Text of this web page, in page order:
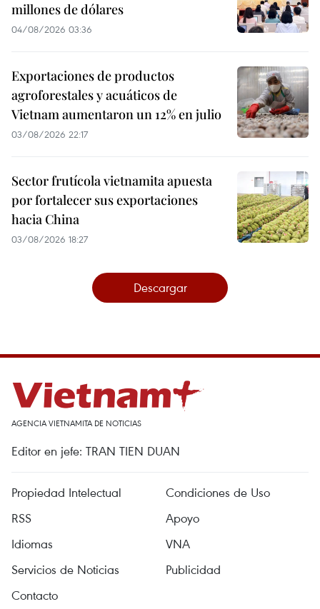
millones de dólares
04/08/2026 03:36
Exportaciones de productos
agroforestales y acuáticos de
Vietnam aumentaron un 12% en julio
03/08/2026 22:17
Sector frutícola vietnamita apuesta
por fortalecer sus exportaciones
hacia China
03/08/2026 18:27
Descargar
AGENCIA VIETNAMITA DE NOTICIAS
Editor en jefe: TRAN TIEN DUAN
Propiedad Intelectual
Condiciones de Uso
RSS
Apoyo
Idiomas
VNA
Servicios de Noticias
Publicidad
Contacto